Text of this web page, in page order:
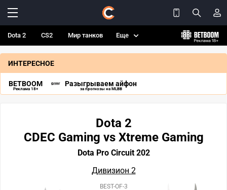
Dota 2 CS2 Мир танков Еще
ИНТЕРЕСНОЕ
BETBOOM
Реклама 18+
Разыгрываем айфон
за прогнозы на MLBB
Dota 2
CDEC Gaming vs Xtreme Gaming
Dota Pro Circuit 202
Дивизион 2
BEST-OF-3